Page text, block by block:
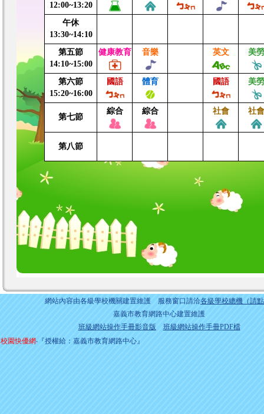
網站內容由各級學校機關建置維護 服務窗口請洽各級學校總機（請
嘉義市教育網路中心建置維護
班級網站操作手冊影音版
班級網站操作手冊PDF檔
校園快優網‧『授權給：嘉義市教育網路中心』